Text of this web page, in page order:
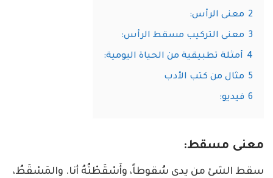
2 معنى الرأس:
3 معنى التركيب مسقط الرأس:
4 أمثلة تطبيقية من الحياة اليومية:
5 مثال من كتب الأدب
6 فيديو:
معنى مسقط:
سقط الشئ من يدى سُقوطاً، وأَسْقَطْتُهُ أنا. والمَسْقَطُ،